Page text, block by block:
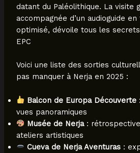
datant du Paléolithique. La visite
accompagnée d’un audioguide
optimisé, dévoile tous les
EPC
Voici une liste des sorties
pas manquer à Nerja en 2025 :
Balcon de Europa Découverte
vues panoramiques
Musée de Nerja:
ateliers artistiques
Cueva de Nerja Aventuras :